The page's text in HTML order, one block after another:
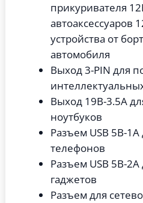
прикуривателя
автоаксессуаров
устройства от
автомобиля
Выход 3-PIN для
Выход 19В-3.5А
ноутбуков
Разъем USB 5В-1А
телефонов
Разъем USB 5В-2А
гаджетов
Разъем для